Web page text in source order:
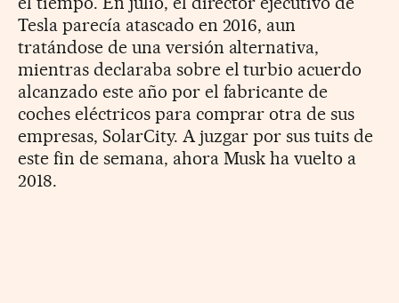
Tesla parecía atascado en 2016, aun
tratándose de una versión alternativa,
mientras declaraba sobre el turbio acuerdo
alcanzado este año por el fabricante de
coches eléctricos para comprar otra de sus
empresas, SolarCity. A juzgar por sus tuits de
este fin de semana, ahora Musk ha vuelto a
2018.